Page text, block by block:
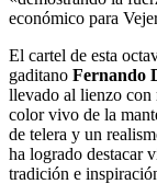
económico para
El cartel de esta
gaditano Fernando
llevado al lienzo con
color vivo de la
de telera y un
ha logrado destacar
tradición e